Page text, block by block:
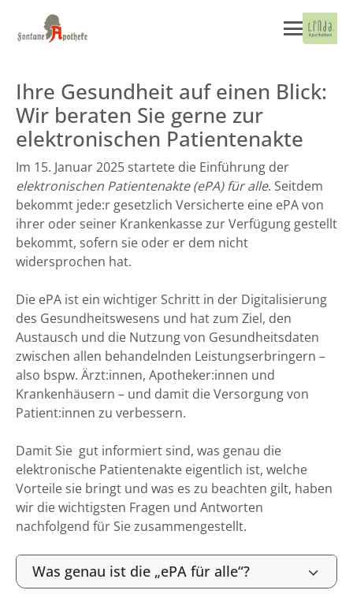
Ihre Gesundheit auf einen Blick:
Wir beraten Sie gerne zur
elektronischen Patientenakte
Im 15. Januar 2025 startete die Einführung der
elektronischen Patientenakte (ePA) für alle. Seitdem
bekommt jede:r gesetzlich Versicherte eine ePA von
ihrer oder seiner Krankenkasse zur Verfügung gestellt
bekommt, sofern sie oder er dem nicht
widersprochen hat.
Die ePA ist ein wichtiger Schritt in der Digitalisierung
des Gesundheitswesens und hat zum Ziel, den
Austausch und die Nutzung von Gesundheitsdaten
zwischen allen behandelnden Leistungserbringern –
also bspw. Ärzt:innen, Apotheker:innen und
Krankenhäusern – und damit die Versorgung von
Patient:innen zu verbessern.
Damit Sie gut informiert sind, was genau die
elektronische Patientenakte eigentlich ist, welche
Vorteile sie bringt und was es zu beachten gilt, haben
wir die wichtigsten Fragen und Antworten
nachfolgend für Sie zusammengestellt.
Was genau ist die „ePA für alle“?